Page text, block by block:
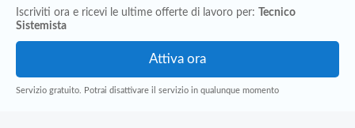
Iscriviti ora e ricevi le ultime offerte di lavoro per:
Tecnico
Sistemista
Servizio gratuito. Potrai disattivare il servizio in qualunque momento